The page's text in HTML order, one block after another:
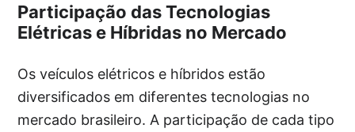
Participação das Tecnologias
Elétricas e Híbridas no Mercado
Os veículos elétricos e híbridos estão
diversificados em diferentes tecnologias no
mercado brasileiro. A participação de cada tipo